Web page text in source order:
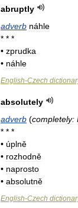
abruptly
adverb náhle
* * *
• zprudka
• náhle
English-Czech
absolutely
adverb (completely:
* * *
• úplně
• rozhodně
• naprosto
• absolutně
English-Czech